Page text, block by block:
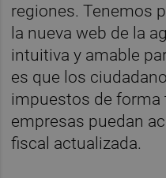
regiones. Tenemos
la nueva web de la
intuitiva y amable
es que los
impuestos de forma
empresas puedan
fiscal actualizada.